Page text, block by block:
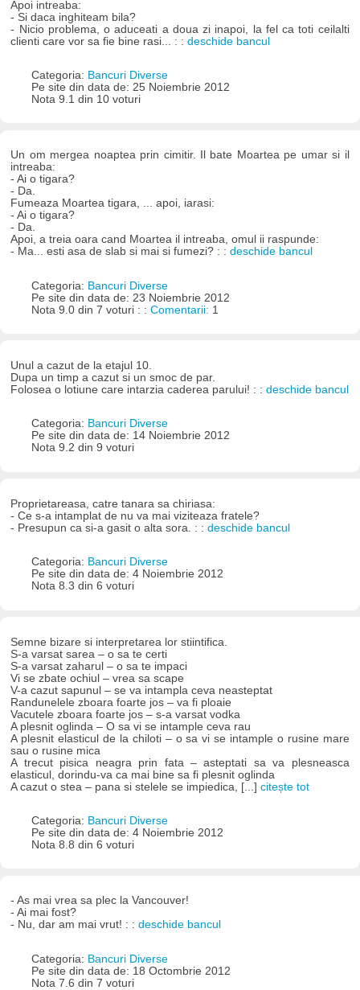
Apoi intreaba:
- Si daca inghiteam bila?
- Nicio problema, o aduceati a doua zi inapoi, la fel ca toti ceilalti
clienti care vor sa fie bine rasi... : :deschide bancul
Categoria: Bancuri Diverse
Pe site din data de: 25 Noiembrie 2012
Nota 9.1 din 10 voturi
Un om mergea noaptea prin cimitir. Il bate Moartea pe umar si il
intreaba:
- Ai o tigara?
- Da.
Fumeaza Moartea tigara, ... apoi, iarasi:
- Ai o tigara?
- Da.
Apoi, a treia oara cand Moartea il intreaba, omul ii raspunde:
- Ma... esti asa de slab si mai si fumezi? : :deschide bancul
Categoria: Bancuri Diverse
Pe site din data de: 23 Noiembrie 2012
Nota 9.0 din 7 voturi : : Comentarii: 1
Unul a cazut de la etajul 10.
Dupa un timp a cazut si un smoc de par.
Folosea o lotiune care intarzia caderea parului! : :deschide bancul
Categoria: Bancuri Diverse
Pe site din data de: 14 Noiembrie 2012
Nota 9.2 din 9 voturi
Proprietareasa, catre tanara sa chiriasa:
- Ce s-a intamplat de nu va mai viziteaza fratele?
- Presupun ca si-a gasit o alta sora. : :deschide bancul
Categoria: Bancuri Diverse
Pe site din data de: 4 Noiembrie 2012
Nota 8.3 din 6 voturi
Semne bizare si interpretarea lor stiintifica.
S-a varsat sarea – o sa te certi
S-a varsat zaharul – o sa te impaci
Vi se zbate ochiul – vrea sa scape
V-a cazut sapunul – se va intampla ceva neasteptat
Randunelele zboara foarte jos – va fi ploaie
Vacutele zboara foarte jos – s-a varsat vodka
A plesnit oglinda – O sa vi se intample ceva rau
A plesnit elasticul de la chiloti – o sa vi se intample o rusine mare
sau o rusine mica
A trecut pisica neagra prin fata – asteptati sa va plesneasca
elasticul, dorindu-va ca mai bine sa fi plesnit oglinda
A cazut o stea – pana si stelele se impiedica, [...]citește tot
Categoria: Bancuri Diverse
Pe site din data de: 4 Noiembrie 2012
Nota 8.8 din 6 voturi
- As mai vrea sa plec la Vancouver!
- Ai mai fost?
- Nu, dar am mai vrut! : :deschide bancul
Categoria: Bancuri Diverse
Pe site din data de: 18 Octombrie 2012
Nota 7.6 din 7 voturi